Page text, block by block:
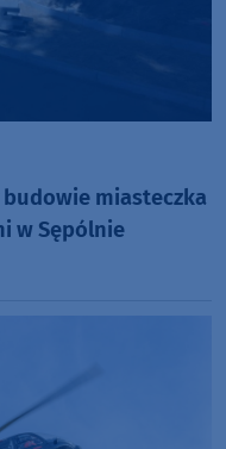
miasteczka
w Sępólnie